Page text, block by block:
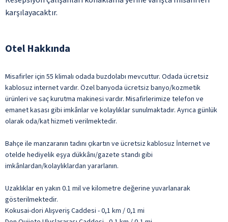
karşılayacaktır.
Otel Hakkında
Misafirler için 55 klimalı odada buzdolabı mevcuttur. Odada ücretsiz
kablosuz internet vardır. Özel banyoda ücretsiz banyo/kozmetik
ürünleri ve saç kurutma makinesi vardır. Misafirlerimize telefon ve
emanet kasası gibi imkânlar ve kolaylıklar sunulmaktadır. Ayrıca günlük
olarak oda/kat hizmeti verilmektedir.
Bahçe ile manzaranın tadını çıkartın ve ücretsiz kablosuz İnternet ve
otelde hediyelik eşya dükkânı/gazete standı gibi
imkânlardan/kolaylıklardan yararlanın.
Uzaklıklar en yakın 0.1 mil ve kilometre değerine yuvarlanarak
gösterilmektedir.
Kokusai-dori Alışveriş Caddesi - 0,1 km / 0,1 mi